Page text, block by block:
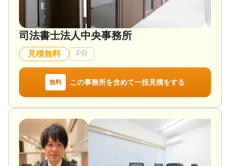
司法書士法人中央事務所
見積無料 PR
無料 この事務所を含めて一括見積をする